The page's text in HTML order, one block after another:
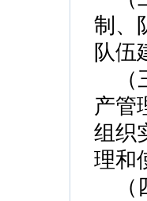
制、
队伍
产管
组织
理和